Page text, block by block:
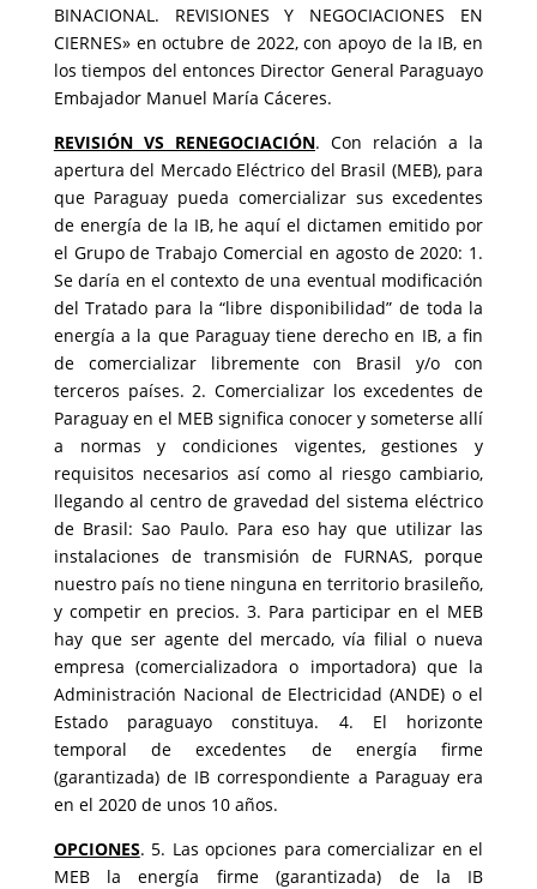
BINACIONAL. REVISIONES Y NEGOCIACIONES EN
CIERNES» en octubre de 2022, con apoyo de la IB, en
los tiempos del entonces Director General Paraguayo
Embajador Manuel María Cáceres.
REVISIÓN VS RENEGOCIACIÓN. Con relación a la
apertura del Mercado Eléctrico del Brasil (MEB), para
que Paraguay pueda comercializar sus excedentes
de energía de la IB, he aquí el dictamen emitido por
el Grupo de Trabajo Comercial en agosto de 2020: 1.
Se daría en el contexto de una eventual modificación
del Tratado para la “libre disponibilidad” de toda la
energía a la que Paraguay tiene derecho en IB, a fin
de comercializar libremente con Brasil y/o con
terceros países. 2. Comercializar los excedentes de
Paraguay en el MEB significa conocer y someterse allí
a normas y condiciones vigentes, gestiones y
requisitos necesarios así como al riesgo cambiario,
llegando al centro de gravedad del sistema eléctrico
de Brasil: Sao Paulo. Para eso hay que utilizar las
instalaciones de transmisión de FURNAS, porque
nuestro país no tiene ninguna en territorio brasileño,
y competir en precios. 3. Para participar en el MEB
hay que ser agente del mercado, vía filial o nueva
empresa (comercializadora o importadora) que la
Administración Nacional de Electricidad (ANDE) o el
Estado paraguayo constituya. 4. El horizonte
temporal de excedentes de energía firme
(garantizada) de IB correspondiente a Paraguay era
en el 2020 de unos 10 años.
OPCIONES. 5. Las opciones para comercializar en el
MEB la energía firme (garantizada) de la IB